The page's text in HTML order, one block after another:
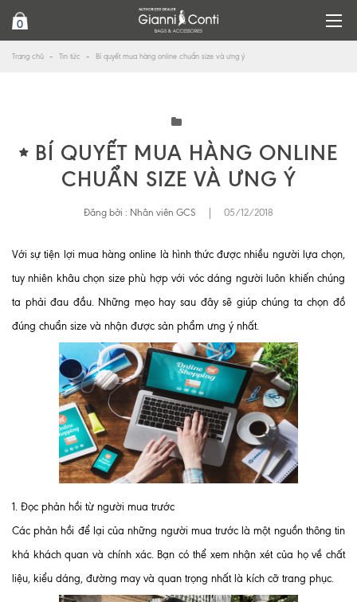
0
Trang chủ Tin tức Bí quyết mua hàng online chuẩn size và ưng ý
BÍ QUYẾT MUA HÀNG ONLINE
CHUẨN SIZE VÀ ƯNG Ý
Đăng bởi : Nhân viên GCS 05/12/2018
Với sự tiện lợi mua hàng online là hình thức được nhiều người lựa chọn,
tuy nhiên khâu chọn size phù hợp với vóc dáng người luôn khiến chúng
ta phải đau đầu. Những mẹo hay sau đây sẽ giúp chúng ta chọn đồ
đúng chuẩn size và nhận được sản phẩm ưng ý nhất.
1. Đọc phản hồi từ người mua trước
Các phản hồi để lại của những người mua trước là một nguồn thông tin
khá khách quan và chính xác. Bạn có thể xem nhận xét của họ về chất
liệu, kiểu dáng, đường may và quan trọng nhất là kích cỡ trang phục.